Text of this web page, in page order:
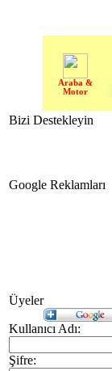
Araba &
Motor
Bizi Destekleyin
Google Reklamları
Üyeler
Kullanıcı Adı:
Şifre: